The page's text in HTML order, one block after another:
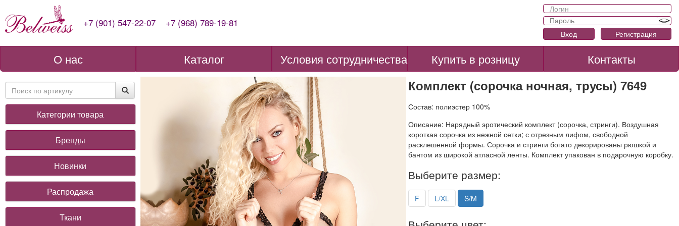
+7 (901) 547-22-07 +7 (968) 789-19-81
Регистрация
Вход
О нас Каталог Условия сотрудничества Купить в розницу Контакты
Категории товара
Бренды
Новинки
Распродажа
Ткани
Комплект (сорочка ночная, трусы) 7649
Состав: полиэстер 100%
Описание: Нарядный эротический комплект (сорочка, стринги). Воздушная
короткая сорочка из нежной сетки; с отрезным лифом, свободной
расклешенной формы. Сорочка и стринги богато декорированы рюшкой и
бантом из широкой атласной ленты. Комплект упакован в подарочную коробку.
Выберите размер:
F L/XL S/M